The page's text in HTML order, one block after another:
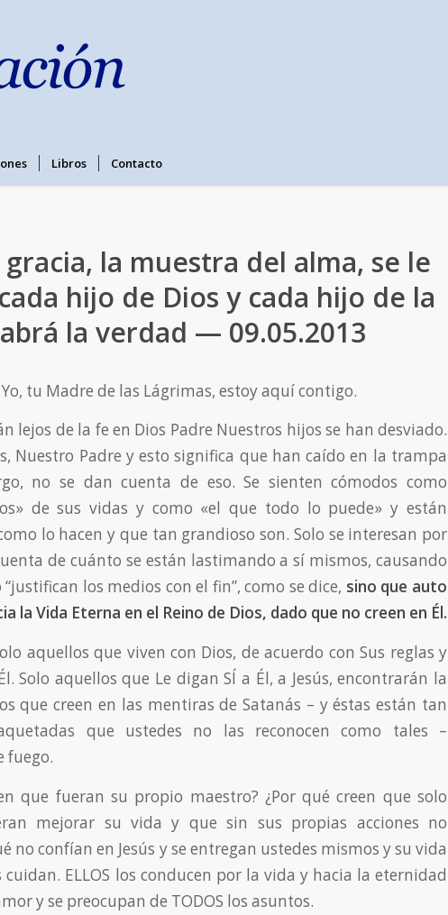
Libros Contacto
gracia, la muestra del alma, se le
hijo de Dios y cada hijo de la
la verdad — 09.05.2013
tu Madre de las Lágrimas, estoy aquí contigo.
lejos de la fe en Dios Padre Nuestros hijos se han desviado.
Nuestro Padre y esto significa que han caído en la trampa
no se dan cuenta de eso. Se sienten cómodos como
de sus vidas y como «el que todo lo puede» y están
lo hacen y que tan grandioso son. Solo se interesan por
de cuánto se están lastimando a sí mismos, causando
los medios con el fin”, como se dice, sino que auto
la Vida Eterna en el Reino de Dios, dado que no creen en Él.
aquellos que viven con Dios, de acuerdo con Sus reglas y
Solo aquellos que Le digan SÍ a Él, a Jesús, encontrarán la
que creen en las mentiras de Satanás – y éstas están tan
que ustedes no las reconocen como tales –
fuego.
que fueran su propio maestro? ¿Por qué creen que solo
mejorar su vida y que sin sus propias acciones no
no confían en Jesús y se entregan ustedes mismos y su vida
cuidan. ELLOS los conducen por la vida y hacia la eternidad
y se preocupan de TODOS los asuntos.